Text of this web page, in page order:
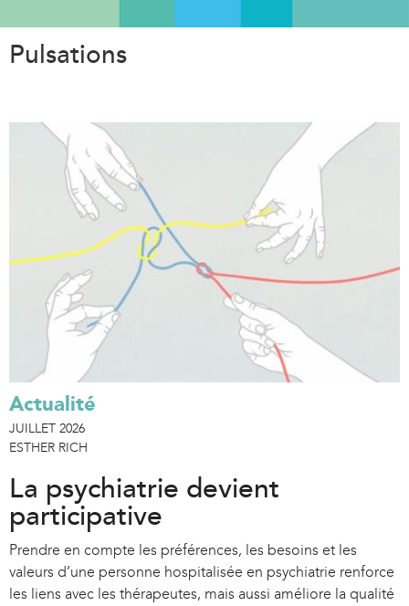
Pulsations
Actualité
JUILLET 2026
ESTHER RICH
La psychiatrie devient
participative
Prendre en compte les préférences, les besoins et les
valeurs d’une personne hospitalisée en psychiatrie renforce
les liens avec les thérapeutes, mais aussi améliore la qualité